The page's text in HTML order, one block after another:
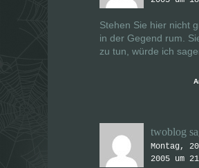
Stehen Sie hier nicht
in der Gegend rum.
zu tun, würde ich
twoblog
Montag,
2005 um